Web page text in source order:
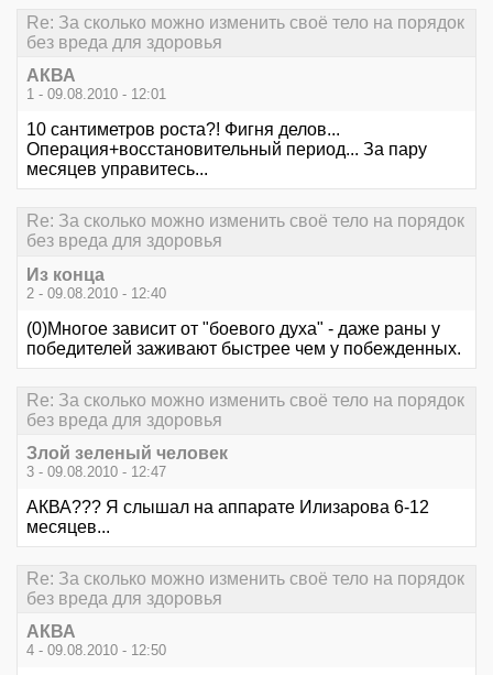
Re: За сколько можно изменить своё тело на порядок
без вреда для здоровья
АКВА
1 - 09.08.2010 - 12:01
10 сантиметров роста?! Фигня делов...
Операция+восстановительный период... За пару
месяцев управитесь...
Re: За сколько можно изменить своё тело на порядок
без вреда для здоровья
Из конца
2 - 09.08.2010 - 12:40
(0)Многое зависит от "боевого духа" - даже раны у
победителей заживают быстрее чем у побежденных.
Re: За сколько можно изменить своё тело на порядок
без вреда для здоровья
Злой зеленый человек
3 - 09.08.2010 - 12:47
АКВА??? Я слышал на аппарате Илизарова 6-12
месяцев...
Re: За сколько можно изменить своё тело на порядок
без вреда для здоровья
АКВА
4 - 09.08.2010 - 12:50